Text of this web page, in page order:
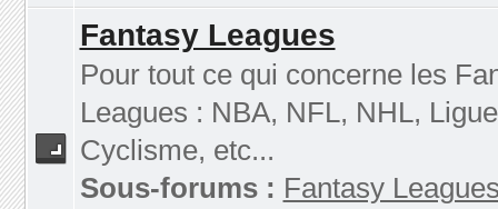
Fantasy Leagues
Pour tout ce qui concerne les
Leagues : NBA, NFL, NHL,
Cyclisme, etc...
Sous-forums : Fantasy